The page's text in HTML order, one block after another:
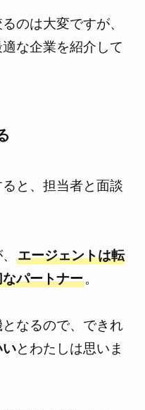
のは大変ですが、
な企業を紹介して
と、担当者と面談
エージェントは転
パートナー。
なるので、できれ
いとわたしは思いま